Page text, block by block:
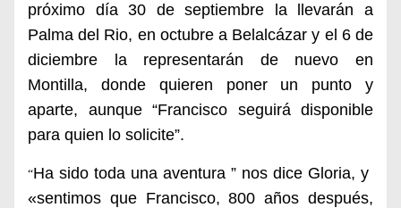
próximo día 30 de septiembre la llevarán a
Palma del Rio, en octubre a Belalcázar y el 6 de
diciembre la representarán de nuevo en
Montilla, donde quieren poner un punto y
aparte, aunque “Francisco seguirá disponible
para quien lo solicite”.
“Ha sido toda una aventura ” nos dice Gloria, y
«sentimos que Francisco, 800 años después,